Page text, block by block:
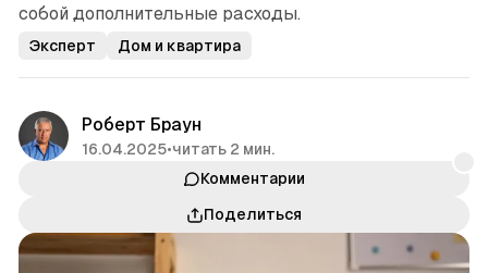
собой дополнительные расходы.
Эксперт Дом и квартира
Роберт Браун
16.04.2025•читать 2 мин.
Комментарии
Поделиться